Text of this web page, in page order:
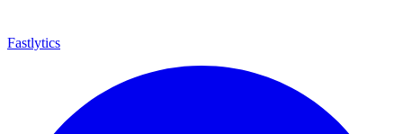
Fastlytics